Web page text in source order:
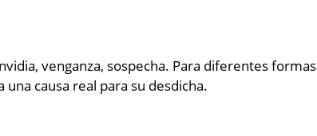
venganza, sospecha. Para diferentes formas
causa real para su desdicha.